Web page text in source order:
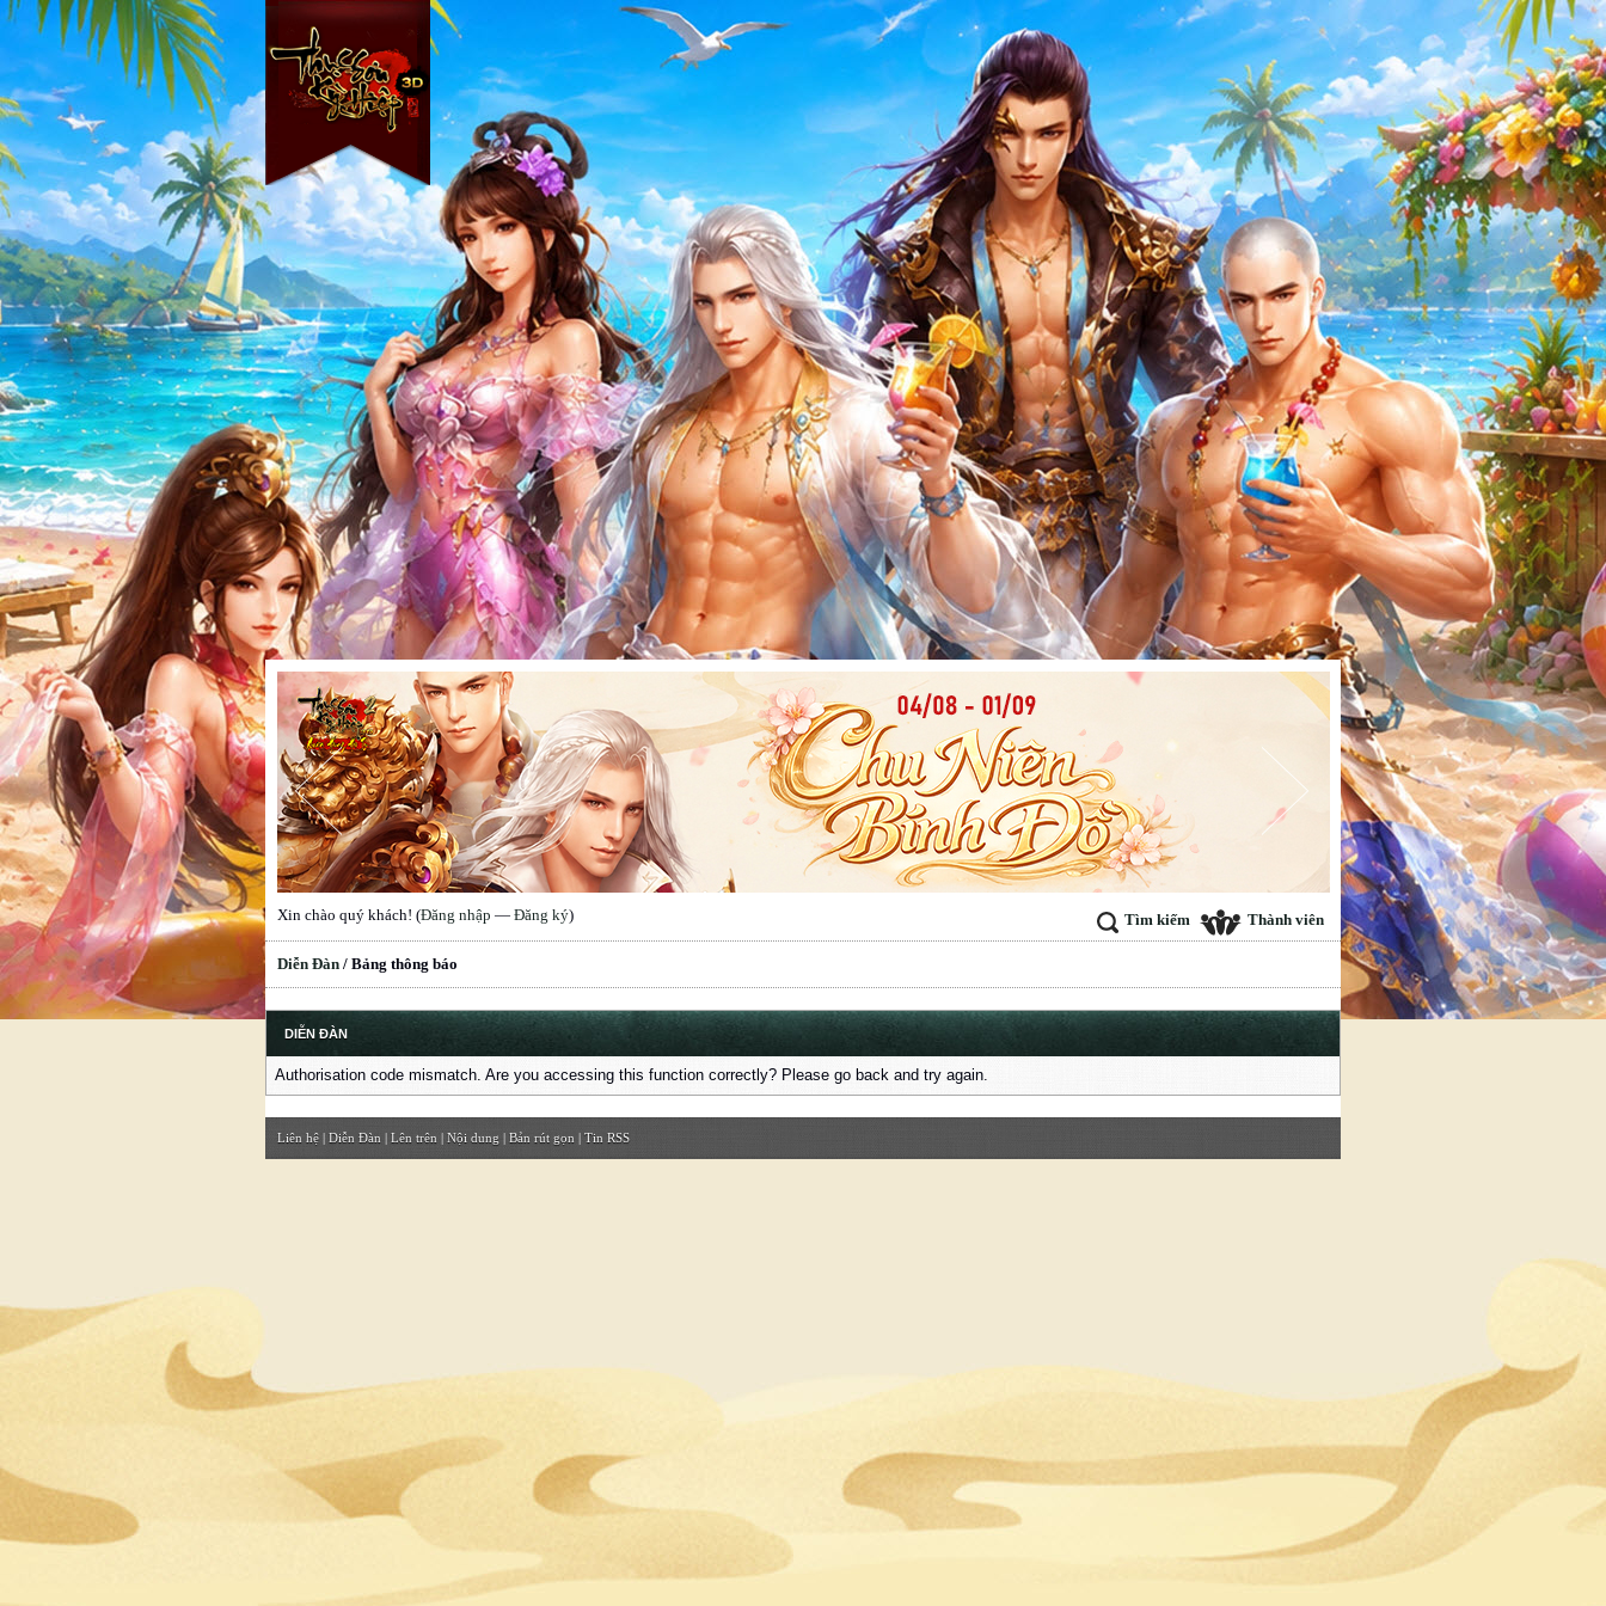
Tìm kiếm Thành viên
Xin chào quý khách! (Đăng nhập — Đăng ký)
Diễn Đàn / Bảng thông báo
DIỄN ĐÀN
Authorisation code mismatch. Are you accessing this function correctly? Please go back and try again.
Liên hệ | Diễn Đàn | Lên trên | Nội dung | Bản rút gọn | Tin RSS